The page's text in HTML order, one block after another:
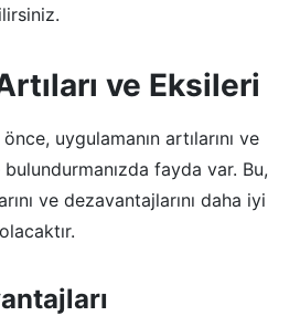
ve Eksileri
uygulamanın artılarını ve
fayda var. Bu,
ve dezavantajlarını daha iyi